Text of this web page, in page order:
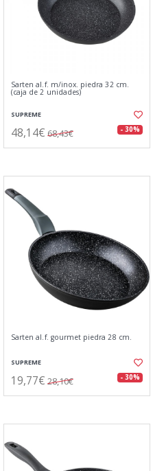
Sarten al.f. m/inox. piedra 32 cm.
(caja de 2 unidades)
SUPREME
48,14€ 68,43€ - 30%
Sarten al.f. gourmet piedra 28 cm.
SUPREME
19,77€ 28,10€ - 30%